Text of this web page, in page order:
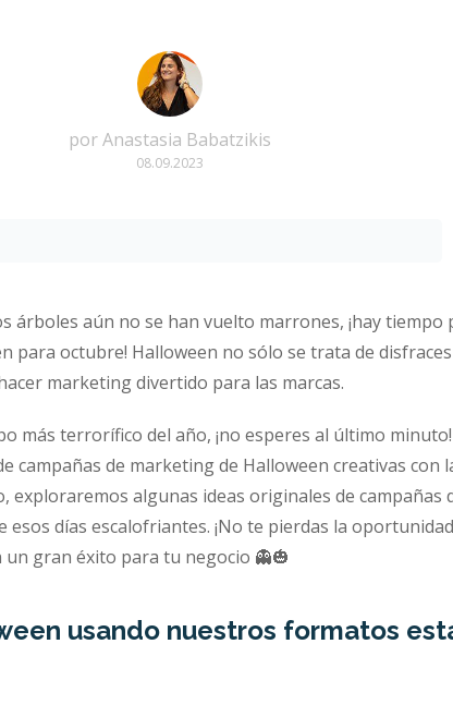
porAnastasia Babatzikis
08.09.2023
árboles aún no se han vuelto marrones, ¡hay tiempo
para octubre! Halloween no sólo se trata de
marketing divertido para las marcas.
más terrorífico del año, ¡no esperes al último minuto!
campañas de marketing de Halloween creativas con
exploraremos algunas ideas originales de campañas
días escalofriantes. ¡No te pierdas la
gran éxito para tu negocio 👻🎃
usando nuestros formatos